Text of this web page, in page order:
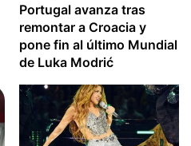
Portugal avanza tras
remontar a Croacia y
pone fin al último Mundial
de Luka Modrić